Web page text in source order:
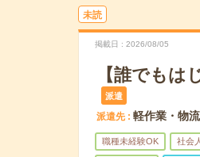
未読
掲載日 2026/08/05
【誰でもは
派遣
派遣先 軽作業・物
職種未経験OK 社会